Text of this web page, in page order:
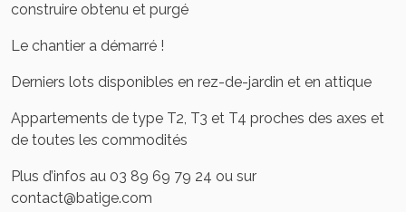
construire obtenu et purgé
Le chantier a démarré !
Derniers lots disponibles en rez-de-jardin et en attique
Appartements de type T2, T3 et T4 proches des axes et
de toutes les commodités
Plus d’infos au 03 89 69 79 24 ou sur
contact@batige.com